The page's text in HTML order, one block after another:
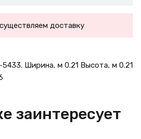
доставку
Ширина, м 0.21 Высота, м 0.21
заинтересует